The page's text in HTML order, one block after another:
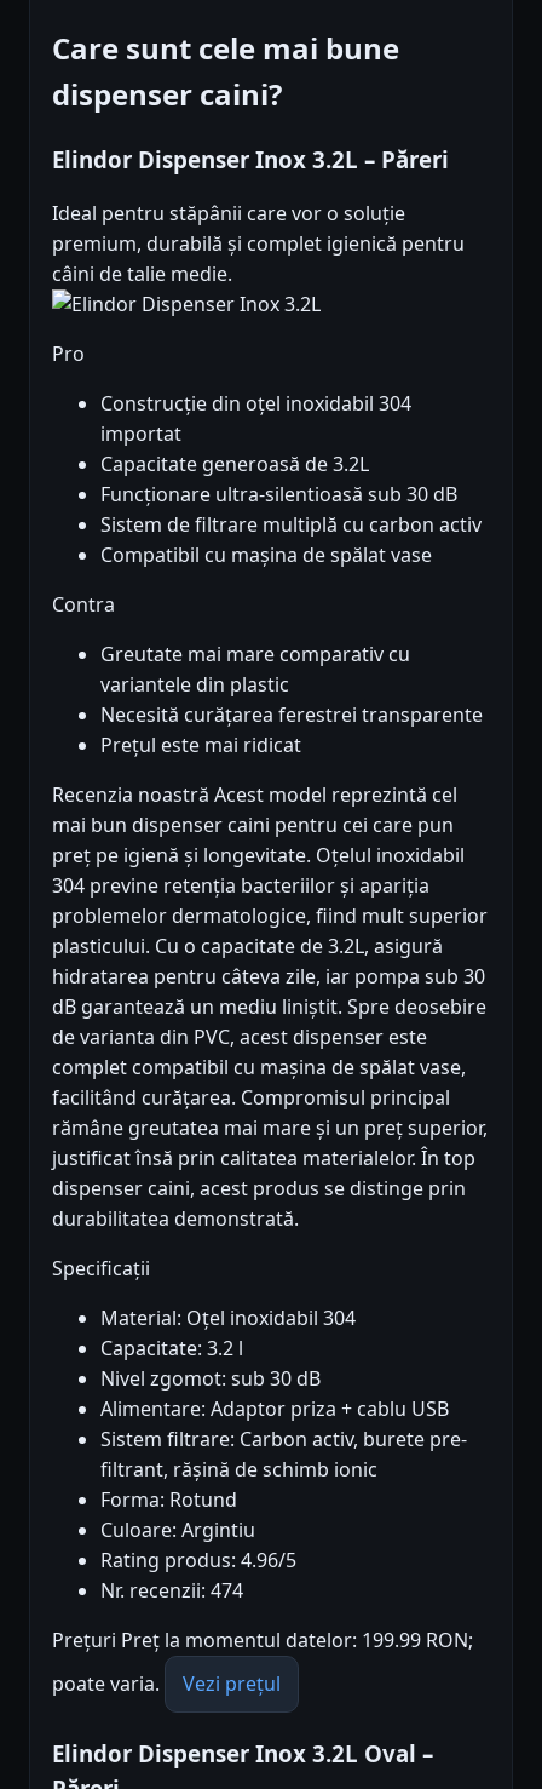
Care sunt cele mai bune
dispenser caini?
Elindor Dispenser Inox 3.2L – Păreri
Ideal pentru stăpânii care vor o soluție
premium, durabilă și complet igienică pentru
câini de talie medie.
Pro
Construcție din oțel inoxidabil 304
importat
Capacitate generoasă de 3.2L
Funcționare ultra-silentioasă sub 30 dB
Sistem de filtrare multiplă cu carbon activ
Compatibil cu mașina de spălat vase
Contra
Greutate mai mare comparativ cu
variantele din plastic
Necesită curățarea ferestrei transparente
Prețul este mai ridicat
Recenzia noastră Acest model reprezintă cel
mai bun dispenser caini pentru cei care pun
preț pe igienă și longevitate. Oțelul inoxidabil
304 previne retenția bacteriilor și apariția
problemelor dermatologice, fiind mult superior
plasticului. Cu o capacitate de 3.2L, asigură
hidratarea pentru câteva zile, iar pompa sub 30
dB garantează un mediu liniștit. Spre deosebire
de varianta din PVC, acest dispenser este
complet compatibil cu mașina de spălat vase,
facilitând curățarea. Compromisul principal
rămâne greutatea mai mare și un preț superior,
justificat însă prin calitatea materialelor. În top
dispenser caini, acest produs se distinge prin
durabilitatea demonstrată.
Specificații
Material: Oțel inoxidabil 304
Capacitate: 3.2 l
Nivel zgomot: sub 30 dB
Alimentare: Adaptor priza + cablu USB
Sistem filtrare: Carbon activ, burete pre-
filtrant, rășină de schimb ionic
Forma: Rotund
Culoare: Argintiu
Rating produs: 4.96/5
Nr. recenzii: 474
Prețuri Preț la momentul datelor: 199.99 RON;
poate varia.
Vezi prețul
Elindor Dispenser Inox 3.2L Oval –